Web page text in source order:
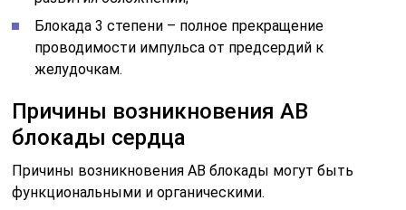
Блокада 3 степени – полное прекращение
проводимости импульса от предсердий к
желудочкам.
Причины возникновения АВ
блокады сердца
Причины возникновения АВ блокады могут быть
функциональными и органическими.